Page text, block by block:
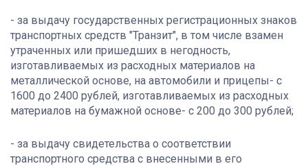
- за выдачу государственных регистрационных знаков
транспортных средств "Транзит", в том числе взамен
утраченных или пришедших в негодность,
изготавливаемых из расходных материалов на
металлической основе, на автомобили и прицепы- с
1600 до 2400 рублей, изготавливаемых из расходных
материалов на бумажной основе- с 200 до 300 рублей;
- за выдачу свидетельства о соответствии
транспортного средства с внесенными в его